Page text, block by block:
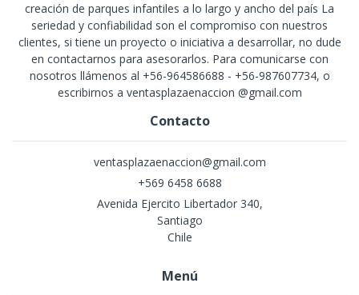
creación de parques infantiles a lo largo y ancho del país La
seriedad y confiabilidad son el compromiso con nuestros
clientes, si tiene un proyecto o iniciativa a desarrollar, no dude
en contactarnos para asesorarlos. Para comunicarse con
nosotros llámenos al +56-964586688 - +56-987607734, o
escribirnos a ventasplazaenaccion @gmail.com
Contacto
ventasplazaenaccion@gmail.com
+569 6458 6688
Avenida Ejercito Libertador 340,
Santiago
Chile
Menú